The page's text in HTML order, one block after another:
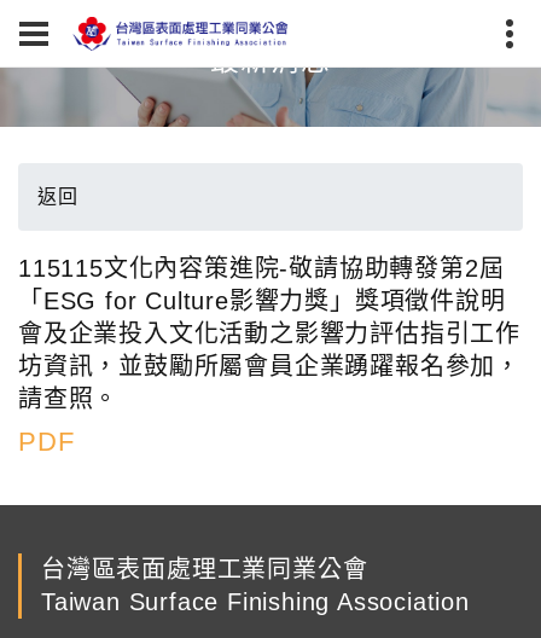
最新消息
返回
115115文化內容策進院-敬請協助轉發第2屆
「ESG for Culture影響力獎」獎項徵件說明
會及企業投入文化活動之影響力評估指引工作
坊資訊，並鼓勵所屬會員企業踴躍報名參加，
請查照。
PDF
台灣區表面處理工業同業公會
Taiwan Surface Finishing Association